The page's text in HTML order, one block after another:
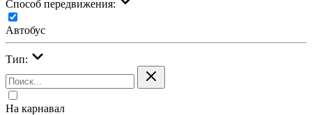
Cпособ передвижения:
Автобус
Тип:
На карнавал